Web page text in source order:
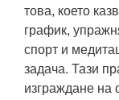
това, което
график,
спорт и
задача. Тази
изграждане на